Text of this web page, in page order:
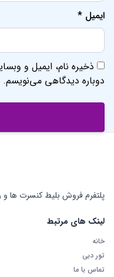
ایمیل *
ذخیره نام، ایمیل و
دوباره دیدگاهی می‌نویسم.
پلتفرم فروش بلیط کنسرت ها و
لینک های مرتبط
خانه
تور دبی
تماس با ما